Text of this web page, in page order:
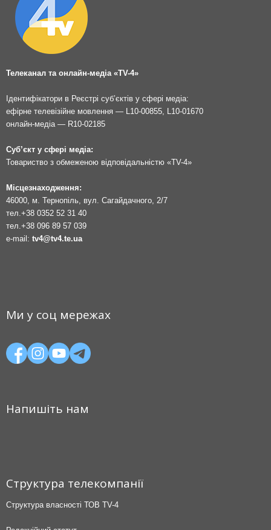
Телеканал та онлайн-медіа «TV-4»
Ідентифікатори в Реєстрі суб’єктів у сфері медіа:
ефірне телевізійне мовлення — L10-00855, L10-01670
онлайн-медіа — R10-02185
Суб’єкт у сфері медіа:
Товариство з обмеженою відповідальністю «TV-4»
Місцезнаходження:
46000, м. Тернопіль, вул. Сагайдачного, 2/7
тел. +38 0352 52 31 40
тел. +38 096 89 57 039
e-mail: tv4@tv4.te.ua
Ми у соц мережах
Напишіть нам
Структура телекомпанії
Структура власності ТОВ TV-4